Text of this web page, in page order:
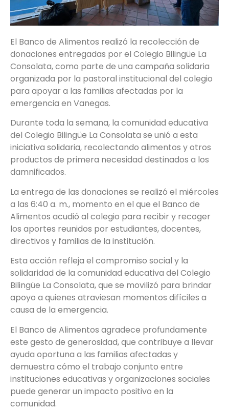
El Banco de Alimentos realizó la recolección de
donaciones entregadas por el Colegio Bilingüe La
Consolata, como parte de una campaña solidaria
organizada por la pastoral institucional del colegio
para apoyar a las familias afectadas por la
emergencia en Vanegas.
Durante toda la semana, la comunidad educativa
del Colegio Bilingüe La Consolata se unió a esta
iniciativa solidaria, recolectando alimentos y otros
productos de primera necesidad destinados a los
damnificados.
La entrega de las donaciones se realizó el miércoles
a las 6:40 a. m., momento en el que el Banco de
Alimentos acudió al colegio para recibir y recoger
los aportes reunidos por estudiantes, docentes,
directivos y familias de la institución.
Esta acción refleja el compromiso social y la
solidaridad de la comunidad educativa del Colegio
Bilingüe La Consolata, que se movilizó para brindar
apoyo a quienes atraviesan momentos difíciles a
causa de la emergencia.
El Banco de Alimentos agradece profundamente
este gesto de generosidad, que contribuye a llevar
ayuda oportuna a las familias afectadas y
demuestra cómo el trabajo conjunto entre
instituciones educativas y organizaciones sociales
puede generar un impacto positivo en la
comunidad.